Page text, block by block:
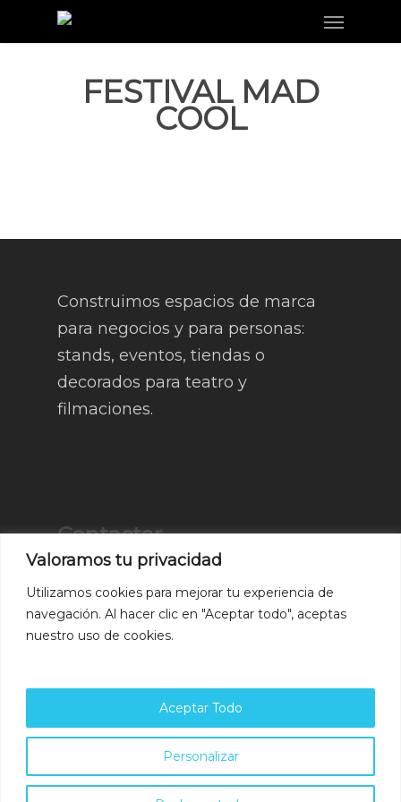
Valoramos tu privacidad
Utilizamos cookies para mejorar tu experiencia de
navegación. Al hacer clic en "Aceptar todo", aceptas
nuestro uso de cookies.
Personalizar
Aceptar Todo
to
Menu
FESTIVAL MAD
COOL
Construimos espacios de marca
para negocios y para personas:
stands, eventos, tiendas o
decorados para teatro y
filmaciones.
Contactar
Av. de Laredo, 42, 28946
Fuenlabrada, Madrid
© 2026 Carpmad.
Utilizamos cookies para asegurar que damos la mejor
utilizando este sitio asumiremos que está de acuerdo.